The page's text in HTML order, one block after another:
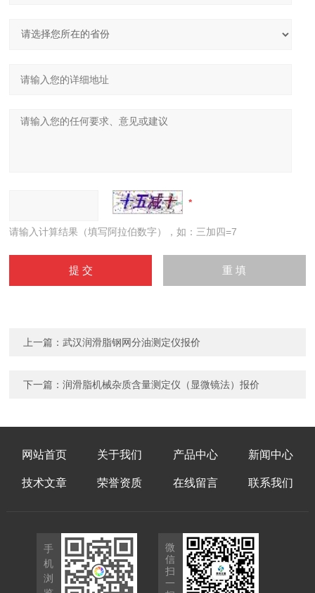
请输入计算结果（填写阿拉伯数字），如：三加四=7
上一篇：武汉润滑脂钢网分油测定仪报价
下一篇：润滑脂机械杂质含量测定仪（显微镜法）报价
网站首页 关于我们 产品中心 新闻中心
技术文章 荣誉资质 在线留言 联系我们
手
机
浏
微
信
扫
一